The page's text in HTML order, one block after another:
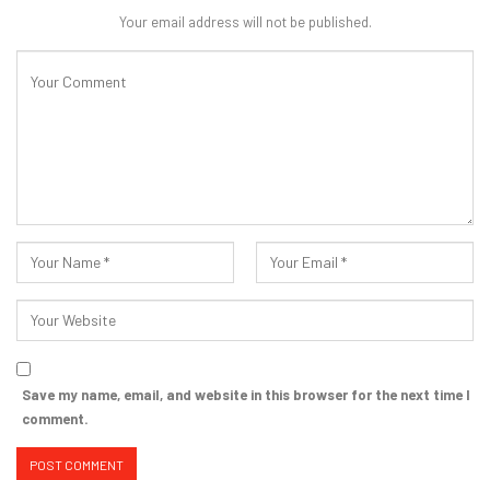
Your email address will not be published.
Save my name, email, and website in this browser for the next time I
comment.